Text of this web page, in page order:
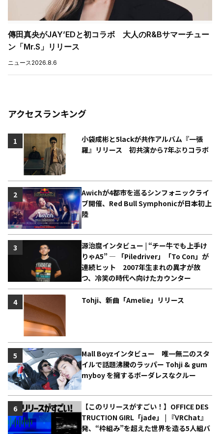
傳田真央がJAY’EDと初コラボ 大人のR&Bサマーチュー
ン「Mr.S」リリース
ニュース2026.8.6
アクセスランキング
小袋成彬と5lackが共作アルバム『一張
羅』リリース 初共演から7年ぶりコラボ
1
Awichが4都市を巡るシンフォニックライ
ブ開催、Red Bull Symphonicが日本初上
陸
2
源治麿インタビュー | “チー牛でも上手け
りゃA5” ― 「Piledriver」「To Con」が
連続ヒット 2007年生まれの異才が放
つ、冷笑の時代へ向けたカウンター
3
Tohji、新曲「Amelie」リリース
4
Mall Boyzインタビュー 唯一無二のスタ
イルで話題沸騰のラッパー Tohji & gum
myboy を擁するボーダレスなクルー
5
【このリリースがすごい！】OFFICE DES
TRUCTION GIRL「jade」 | 『VRChat』
発、“枠組み”を超えた世界を造る5人組バ
6